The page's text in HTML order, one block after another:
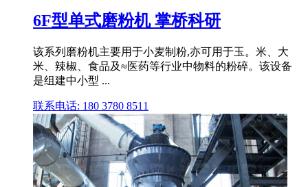
6F型单式磨粉机 掌桥科研
该系列磨粉机主要用于小麦制粉,亦可用于玉。米、大
米、辣椒、食品及≈医药等行业中物料的粉碎。该设备
是组建中小型 ...
联系电话: 180 3780 8511